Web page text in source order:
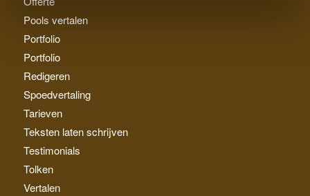
Pools vertalen
Portfolio
Portfolio
Redigeren
Spoedvertaling
Tarieven
Teksten laten schrijven
Testimonials
Tolken
Vertalen